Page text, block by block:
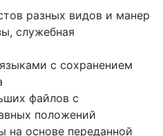
разных видов и манер
служебная
с сохранением
файлов с
положений
на основе переданной